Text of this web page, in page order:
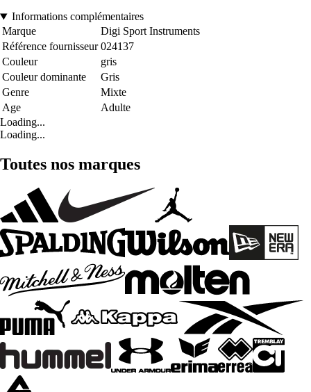
Informations complémentaires
Marque
Digi Sport Instruments
Référence fournisseur 024137
Couleur
gris
Couleur dominante
Gris
Genre
Mixte
Age
Adulte
Loading...
Loading...
Toutes nos marques